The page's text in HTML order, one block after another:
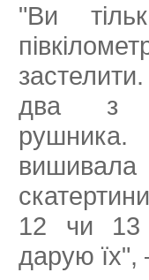
"Ви
два з
12 чи 13
дарую їх",